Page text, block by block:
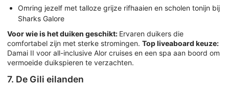
Omring jezelf met talloze grijze rifhaaien en scholen tonijn bij
Sharks Galore
Voor wie is het duiken geschikt: Ervaren duikers die
comfortabel zijn met sterke stromingen. Top liveaboard keuze:
Damai II voor all-inclusive Alor cruises en een spa aan boord om
vermoeide duikspieren te verzachten.
7. De Gili eilanden